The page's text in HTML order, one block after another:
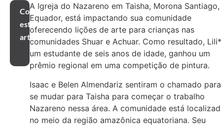
Compartilhar
este
artigo
A Igreja do Nazareno em Taisha, Morona Santiago,
Equador, está impactando sua comunidade
oferecendo lições de arte para crianças nas
comunidades Shuar e Achuar. Como resultado,
um estudante de seis anos de idade, ganhou um
prêmio regional em uma competição de pintura.
Isaac e Belen Almendariz sentiram o chamado para
se mudar para Taisha para começar o trabalho
Nazareno nessa área. A comunidade está
no meio da região amazônica equatoriana. Seu